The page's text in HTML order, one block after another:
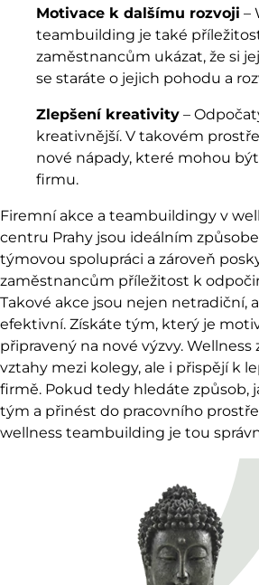
Motivace k dalšímu rozvoji –
teambuilding je také
zaměstnancům ukázat, že si
se staráte o jejich pohodu a
Zlepšení kreativity –
kreativnější. V takovém
nové nápady, které mohou
firmu.
Firemní akce a teambuildingy v
centru Prahy jsou ideálním
týmovou spolupráci a zároveň
zaměstnancům příležitost k
Takové akce jsou nejen netradiční,
efektivní. Získáte tým, který je
připravený na nové výzvy.
vztahy mezi kolegy, ale i přispějí k
firmě. Pokud tedy hledáte způsob,
tým a přinést do pracovního
wellness teambuilding je tou